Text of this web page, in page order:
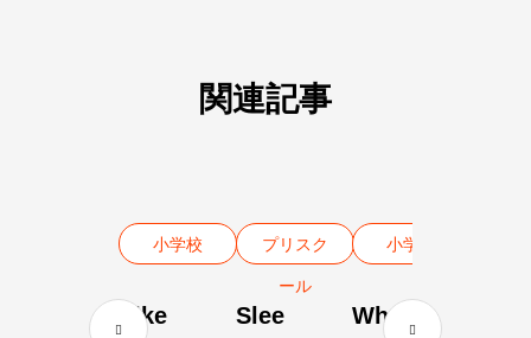
関連記事
小学校
Eike
プリスク
ール
Slee
小学校
What